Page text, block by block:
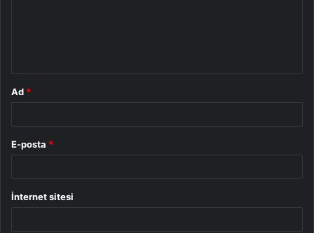
Ad *
E-posta *
İnternet sitesi